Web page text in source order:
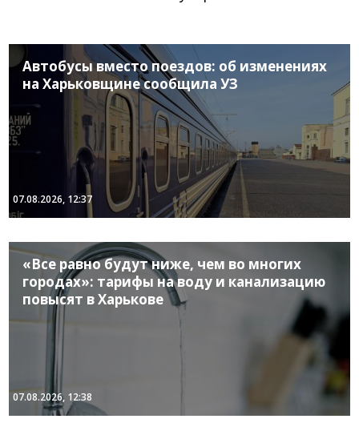
Автобусы вместо поездов: об изменениях
на Харьковщине сообщила УЗ
07.08.2026, 12:37
«Все равно будут ниже, чем во многих
городах»: тарифы на воду и канализацию
повысят в Харькове
07.08.2026, 12:38